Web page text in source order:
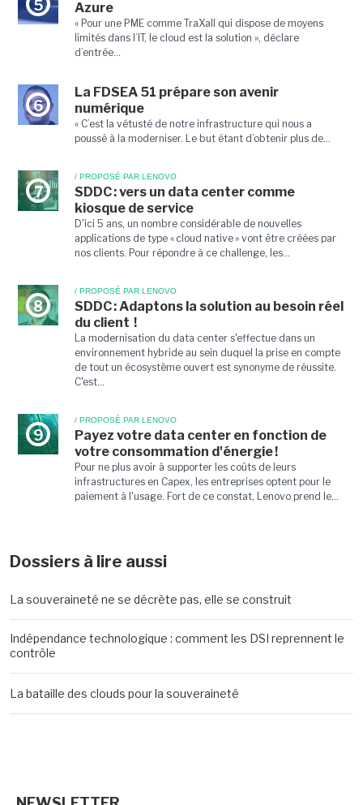
5 Azure
« Pour une PME comme TraXall qui dispose de moyens
limités dans l’IT, le cloud est la solution », déclare
d’entrée...
6
La FDSEA 51 prépare son avenir
numérique
« C’est la vétusté de notre infrastructure qui nous a
poussé à la moderniser. Le but étant d’obtenir plus de...
7
/ PROPOSÉ PAR LENOVO
SDDC : vers un data center comme
kiosque de service
D'ici 5 ans, un nombre considérable de nouvelles
applications de type « cloud native » vont être créées par
nos clients. Pour répondre à ce challenge, les...
8
/ PROPOSÉ PAR LENOVO
SDDC : Adaptons la solution au besoin réel
du client !
La modernisation du data center s'effectue dans un
environnement hybride au sein duquel la prise en compte
de tout un écosystème ouvert est synonyme de réussite.
C'est...
9
/ PROPOSÉ PAR LENOVO
Payez votre data center en fonction de
votre consommation d'énergie !
Pour ne plus avoir à supporter les coûts de leurs
infrastructures en Capex, les entreprises optent pour le
paiement à l'usage. Fort de ce constat, Lenovo prend le...
Dossiers à lire aussi
La souveraineté ne se décrète pas, elle se construit
Indépendance technologique : comment les DSI reprennent le
contrôle
La bataille des clouds pour la souveraineté